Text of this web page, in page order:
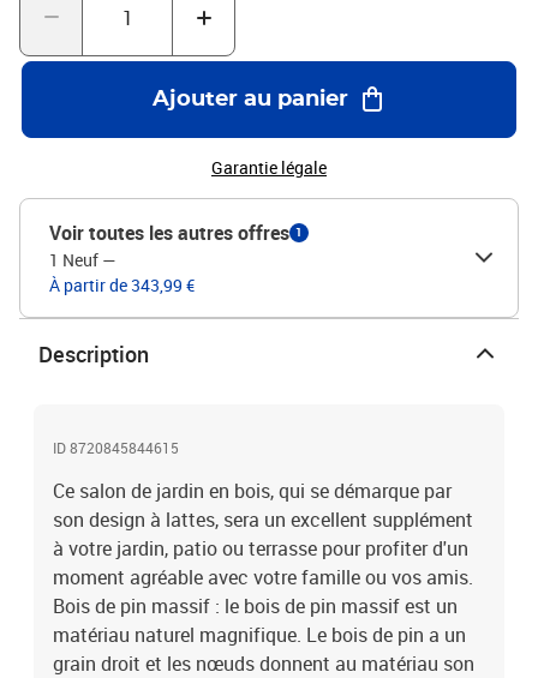
Bon à savoir :Les coussins ne sont pas inclus dans la
vous recommandons de les protéger avec une housse
imperméable.Matériau : bois de pin massif (non traité)Matériau
des lattes : contreplaquéDimensions du canapé central : 120 x 84 x
70 cm (L x l x H)Dimensions du repose-pied/de la table basse de
jardin : 120 x 84 x 30 cm (L x l x H)Capacité de charge maximale
Ajouter au panier
Garantie légale
Voir toutes les autres offres 1
1 Neuf —
À partir de 343,99 €
Description
ID 8720845844615
Ce salon de jardin en bois, qui se démarque par
son design à lattes, sera un excellent supplément
à votre jardin, patio ou terrasse pour profiter d'un
moment agréable avec votre famille ou vos amis.
Bois de pin massif : le bois de pin massif est un
matériau naturel magnifique. Le bois de pin a un
grain droit et les nœuds donnent au matériau son